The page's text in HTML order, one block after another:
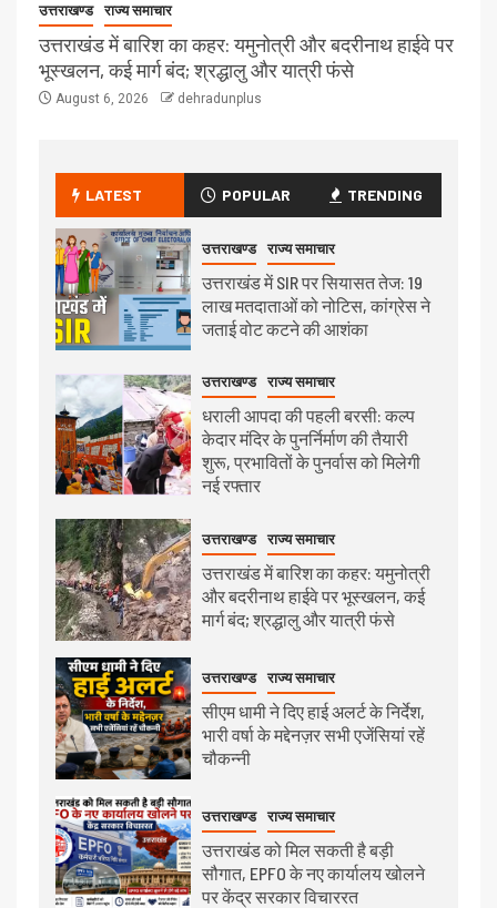
उत्तराखण्ड राज्य समाचार
उत्तराखंड में बारिश का कहर: यमुनोत्री और बदरीनाथ हाईवे पर
भूस्खलन, कई मार्ग बंद; श्रद्धालु और यात्री फंसे
August 6, 2026 dehradunplus
LATEST POPULAR TRENDING
उत्तराखण्ड राज्य समाचार
उत्तराखंड में SIR पर सियासत तेज: 19
लाख मतदाताओं को नोटिस, कांग्रेस ने
जताई वोट कटने की आशंका
उत्तराखण्ड राज्य समाचार
धराली आपदा की पहली बरसी: कल्प
केदार मंदिर के पुनर्निर्माण की तैयारी
शुरू, प्रभावितों के पुनर्वास को मिलेगी
नई रफ्तार
उत्तराखण्ड राज्य समाचार
उत्तराखंड में बारिश का कहर: यमुनोत्री
और बदरीनाथ हाईवे पर भूस्खलन, कई
मार्ग बंद; श्रद्धालु और यात्री फंसे
उत्तराखण्ड राज्य समाचार
सीएम धामी ने दिए हाई अलर्ट के निर्देश,
भारी वर्षा के मद्देनज़र सभी एजेंसियां रहें
चौकन्नी
उत्तराखण्ड राज्य समाचार
उत्तराखंड को मिल सकती है बड़ी
सौगात, EPFO के नए कार्यालय खोलने
पर केंद्र सरकार विचाररत